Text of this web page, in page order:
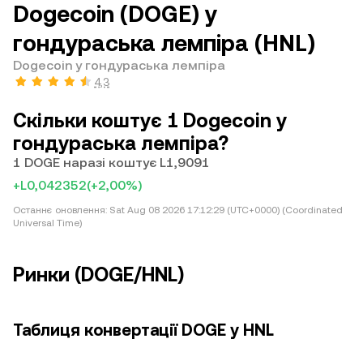
Dogecoin (DOGE) у
гондураська лемпіра (HNL)
Dogecoin у гондураська лемпіра
4,3
Скільки коштує 1 Dogecoin у
гондураська лемпіра?
1 DOGE наразі коштує L1,9091
+L0,042352(+2,00%)
Останнє оновлення: Sat Aug 08 2026 17:12:29 (UTC+0000) (Coordinated
Universal Time)
Ринки (DOGE/HNL)
Таблиця конвертації DOGE у HNL